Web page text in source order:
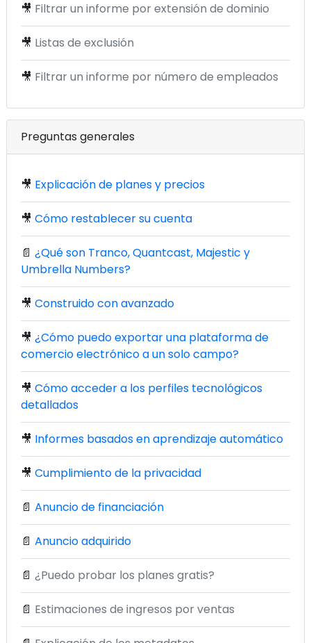
🎥 Filtrar un informe por extensión de dominio
🎥 Listas de exclusión
🎥 Filtrar un informe por número de empleados
Preguntas generales
🎥 Explicación de planes y precios
🎥 Cómo restablecer su cuenta
📄 ¿Qué son Tranco, Quantcast, Majestic y
Umbrella Numbers?
🎥 Construido con avanzado
🎥 ¿Cómo puedo exportar una plataforma de
comercio electrónico a un solo campo?
🎥 Cómo acceder a los perfiles tecnológicos
detallados
🎥 Informes basados en aprendizaje automático
🎥 Cumplimiento de la privacidad
📄 Anuncio de financiación
📄 Anuncio adquirido
📄 ¿Puedo probar los planes gratis?
📄 Estimaciones de ingresos por ventas